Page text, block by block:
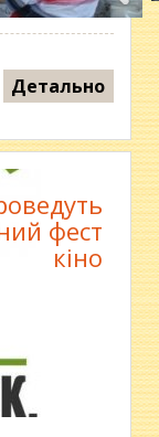
Детально
фест
кіно